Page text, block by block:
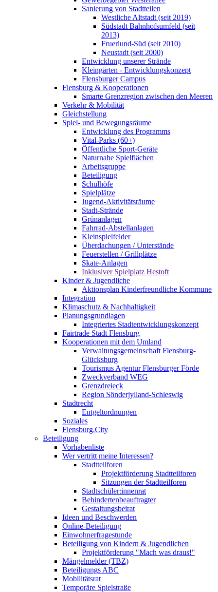
Sanierung von Stadtteilen
Westliche Altstadt (seit 2019)
Südstadt Bahnhofsumfeld (seit
2013)
Fruerlund-Süd (seit 2010)
Neustadt (seit 2000)
Entwicklung unserer Strände
Kleingärten - Entwicklungskonzept
Flensburger Campus
Flensburg & Kooperationen
Smarte Grenzregion zwischen den Meeren
Verkehr & Mobilität
Gleichstellung
Spiel- und Bewegungsräume
Entwicklung des Programms
Vital-Parks (60+)
Öffentliche Sport-Geräte
Naturnahe Spielflächen
Arbeitsgruppe
Beteiligung
Schulhöfe
Spielplätze
Jugend-Aktivitätsräume
Stadt-Strände
Grünanlagen
Fahrrad-Abstellanlagen
Kleinspielfelder
Überdachungen / Unterstände
Feuerstellen / Grillplätze
Skate-Anlagen
Inklusiver Spielplatz Hestoft
Kinder & Jugendliche
Aktionsplan Kinderfreundliche Kommune
Integration
Klimaschutz & Nachhaltigkeit
Planungsgrundlagen
Integriertes Stadtentwicklungskonzept
Fairtrade Stadt Flensburg
Kooperationen mit dem Umland
Verwaltungsgemeinschaft Flensburg-
Glücksburg
Tourismus Agentur Flensburger Förde
Zweckverband WEG
Grenzdreieck
Region Sönderjylland-Schleswig
Stadtrecht
Entgeltordnungen
Soziales
Flensburg.City
Beteiligung
Vorhabenliste
Wer vertritt meine Interessen?
Stadtteilforen
Projektförderung Stadtteilforen
Sitzungen der Stadtteilforen
Stadtschüler:innenrat
Behindertenbeauftragter
Gestaltungsbeirat
Ideen und Beschwerden
Online-Beteiligung
Einwohnerfragestunde
Beteiligung von Kindern & Jugendlichen
Projektförderung "Mach was draus!"
Mängelmelder (TBZ)
Beteiligungs ABC
Mobilitätsrat
Temporäre Spielstraße